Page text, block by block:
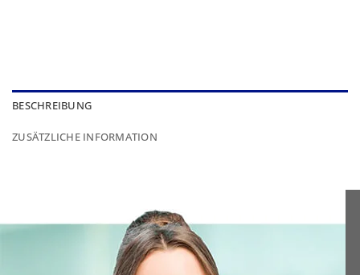
BESCHREIBUNG
ZUSÄTZLICHE INFORMATION